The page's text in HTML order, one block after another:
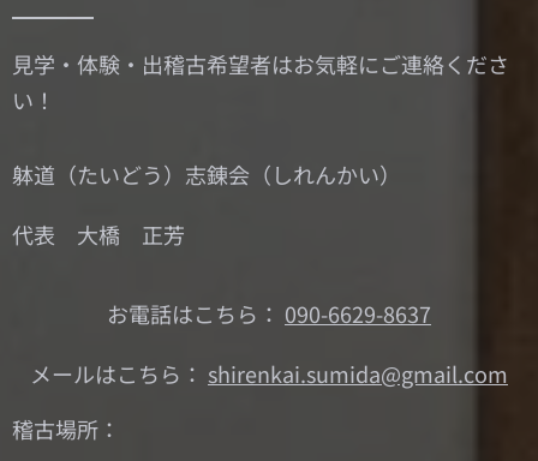
見学・体験・出稽古希望者はお気軽にご連絡くださ
い！
躰道（たいどう）志錬会（しれんかい）
代表 大橋 正芳
お電話はこちら： 090-6629-8637
メールはこちら： shirenkai.sumida@gmail.com
稽古場所：